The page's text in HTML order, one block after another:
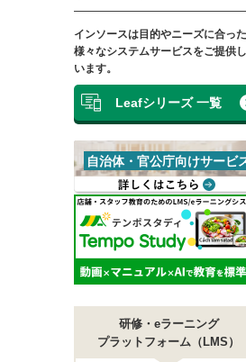
インソースは目的やニーズに合った
様々なシステムサービスをご提供
います。
Leafシリーズ 一覧
研修・eラーニング
プラットフォーム（LMS）